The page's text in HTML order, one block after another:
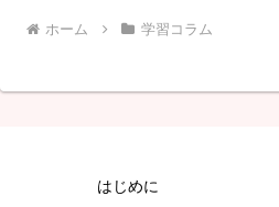
ホーム 学習コラム
はじめに